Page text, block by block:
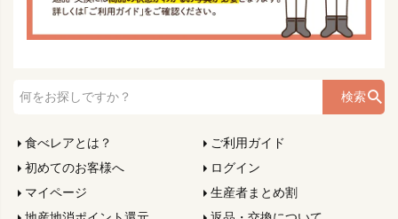
検索
食べレアとは？
ご利用ガイド
初めてのお客様へ
ログイン
マイページ
生産者まとめ割